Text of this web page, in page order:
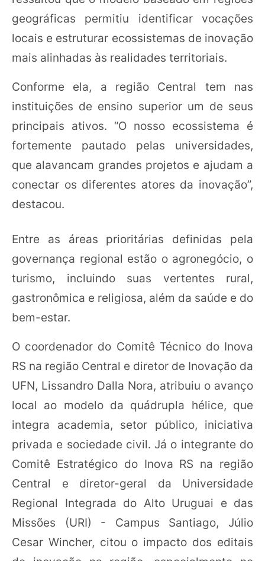
geográficas permitiu identificar vocações
locais e estruturar ecossistemas de inovação
mais alinhadas às realidades territoriais.
Conforme ela, a região Central tem nas
instituições de ensino superior um de seus
principais ativos. “O nosso ecossistema é
fortemente pautado pelas universidades,
que alavancam grandes projetos e ajudam a
conectar os diferentes atores da inovação”,
destacou.
Entre as áreas prioritárias definidas pela
governança regional estão o agronegócio, o
turismo, incluindo suas vertentes rural,
gastronômica e religiosa, além da saúde e do
bem-estar.
O coordenador do Comitê Técnico do Inova
RS na região Central e diretor de Inovação da
UFN, Lissandro Dalla Nora, atribuiu o avanço
local ao modelo da quádrupla hélice, que
integra academia, setor público, iniciativa
privada e sociedade civil. Já o integrante do
Comitê Estratégico do Inova RS na região
Central e diretor-geral da Universidade
Regional Integrada do Alto Uruguai e das
Missões (URI) - Campus Santiago, Júlio
Cesar Wincher, citou o impacto dos editais